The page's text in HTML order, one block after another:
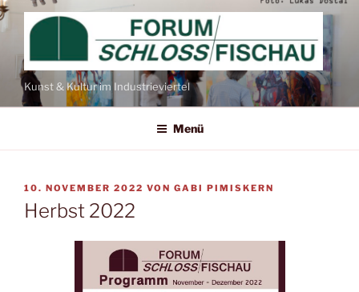
Zum
Inhalt
Kunst & Kultur im Industrieviertel
Menü
VERÖFFENTLICHT
AM
10. NOVEMBER 2022 VON GABI PIMISKERN
Herbst 2022